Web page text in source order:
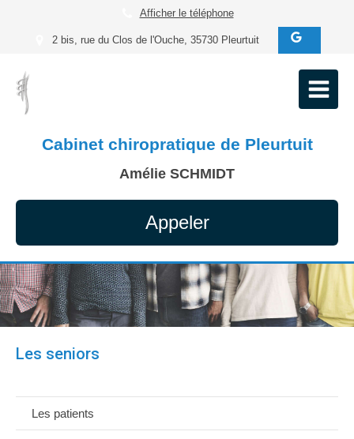
Afficher le téléphone
2 bis, rue du Clos de l'Ouche, 35730 Pleurtuit
Cabinet chiropratique de Pleurtuit
Amélie SCHMIDT
Appeler
Les seniors
Les patients